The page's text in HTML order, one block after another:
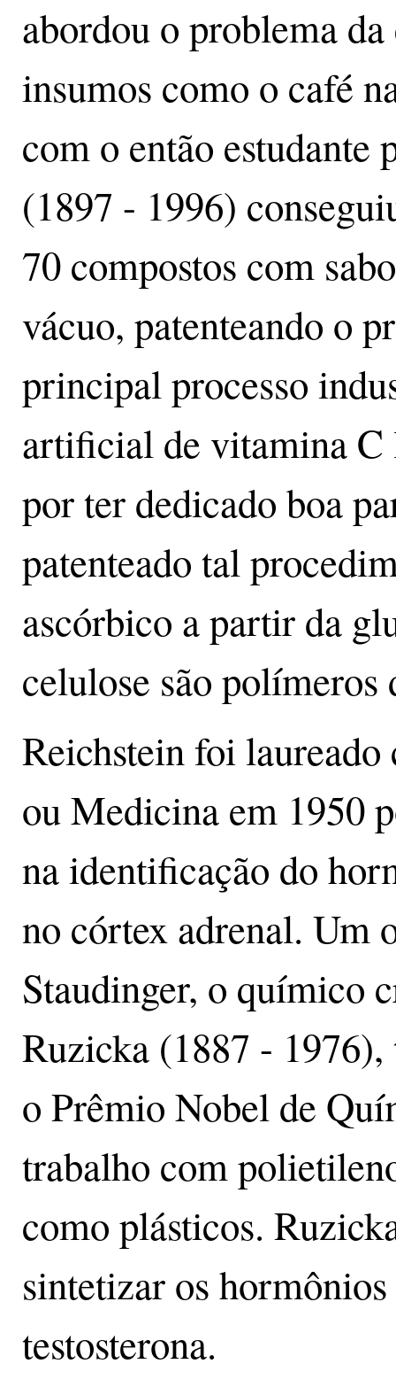
abordou o problema da
insumos como o café
com o então estudante
(1897 - 1996)
70 compostos com
vácuo, patenteando o
principal processo
artificial de vitamina C
por ter dedicado boa
patenteado tal
ascórbico a partir da
celulose são polímeros
Reichstein foi
ou Medicina em 1950
na identificação do
no córtex adrenal. Um
Staudinger, o químico
Ruzicka (1887 -
o Prêmio Nobel de
trabalho com
como plásticos.
sintetizar os
testosterona.